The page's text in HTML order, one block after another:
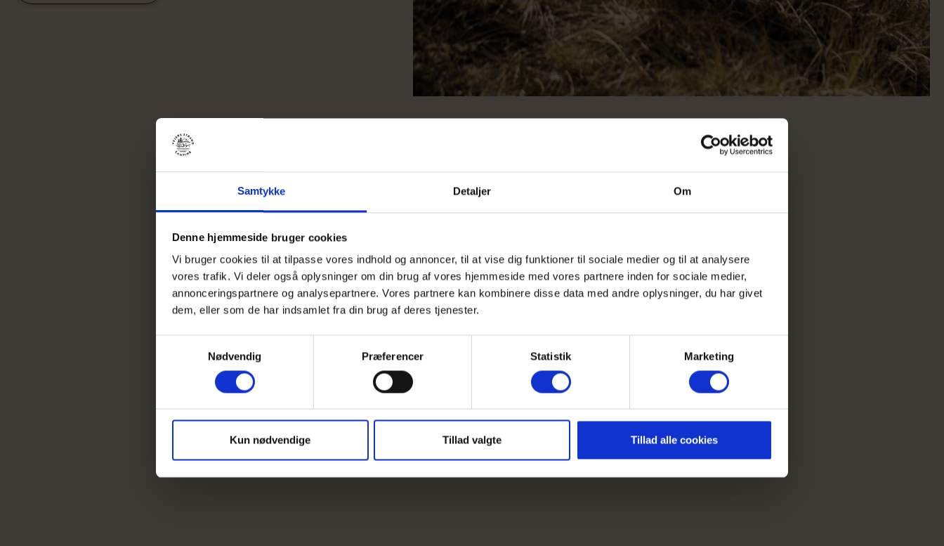
Samtykke Detaljer Om
Denne hjemmeside bruger cookies
Vi bruger cookies til at tilpasse vores indhold og annoncer, til at vise dig funktioner til sociale medier og til at analysere
vores trafik. Vi deler også oplysninger om din brug af vores hjemmeside med vores partnere inden for sociale medier,
annonceringspartnere og analysepartnere. Vores partnere kan kombinere disse data med andre oplysninger, du har givet
dem, eller som de har indsamlet fra din brug af deres tjenester.
Nødvendig
Præferencer Statistik Marketing
Kun nødvendige Tillad valgte Tillad alle cookies